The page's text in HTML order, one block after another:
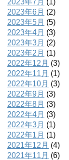
2023年6月 (2)
2023年5月 (5)
2023年4月 (3)
2023年3月 (2)
2023年2月 (1)
2022年12月 (3)
2022年11月 (1)
2022年10月 (3)
2022年9月 (3)
2022年8月 (3)
2022年4月 (3)
2022年3月 (1)
2022年1月 (1)
2021年12月 (4)
2021年11月 (6)